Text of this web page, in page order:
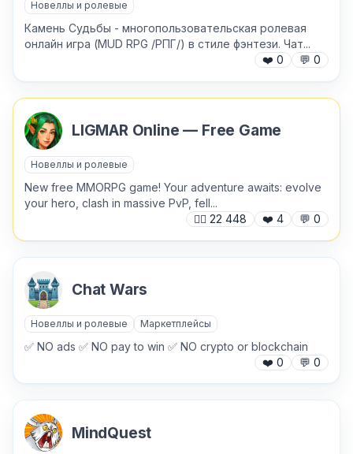
Новеллы и ролевые
Камень Судьбы - многопользовательская ролевая
онлайн игра (MUD RPG /РПГ/) в стиле фэнтези. Чат...
❤️ 0 💬 0
LIGMAR Online — Free Game
Новеллы и ролевые
New free MMORPG game! Your adventure awaits: evolve
your hero, clash in massive PvP, fell...
🙍‍♂️ 22 448 ❤️ 4 💬 0
Chat Wars
Новеллы и ролевые Маркетплейсы
✅ NO ads ✅ NO pay to win ✅ NO crypto or blockchain
❤️ 0 💬 0
MindQuest